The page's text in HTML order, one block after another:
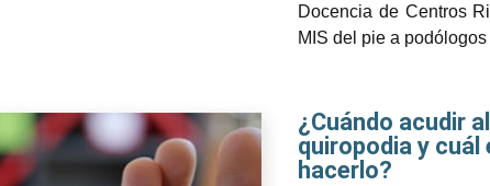
Docencia de Centros
MIS del pie a
¿Cuándo acudir
quiropodia y cuál
hacerlo?